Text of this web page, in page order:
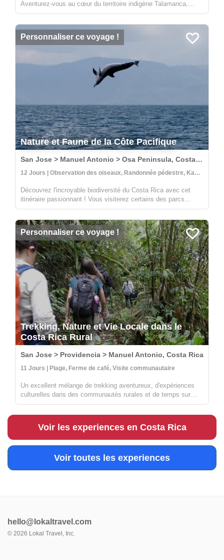
Aventurez-vous au cœur du territoire indigène Talamanca,
dans la partie supérieure de la rivière Yorkin. Au départ de la
v...
Personnaliser ce voyage !
Nature et Faune de la Côte Pacifique
San Jose > Manuel Antonio > Osa Peninsula, Costa Rica
12 Jours | Observation des oiseaux, Randonnée pédestre, Kayak
Découvrez l'incroyable biodiversité du Costa Rica avec cet
itinéraire passionnant ! Vous visiterez certains des parcs
nationaux les plus sauvages et les plus beaux du pays, y
vous aurez la ch...
Personnaliser ce voyage !
Trekking, Nature et Vie Locale dans le
Costa Rica Rural
San Jose > Providencia > Manuel Antonio, Costa Rica
11 Jours | Plage, Ferme de café, Visite communautaire
Un excellent mélange de trekking aventureux, d'expériences
culturelles dans des communautés rurales et de temps sur
l'une des plus belles plages du Costa Rica. Vous apprendrez
Voir les experiences en Costa Rica
Voir toutes les experiences
hello@lokaltravel.com
© 2026 Lokal Travel, Inc.